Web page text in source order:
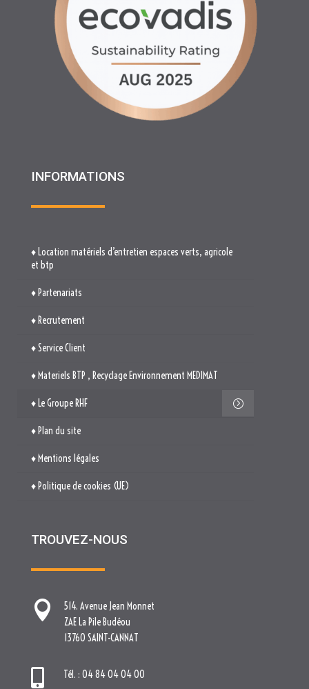
INFORMATIONS
♦ Location matériels d’entretien espaces verts, agricole
et btp
♦ Partenariats
♦ Recrutement
♦ Service Client
♦ Materiels BTP , Recyclage Environnement MEDIMAT
♦ Le Groupe RHF
♦ Plan du site
♦ Mentions légales
♦ Politique de cookies (UE)
TROUVEZ-NOUS

514. Avenue Jean Monnet
ZAE La Pile Budéou
13760 SAINT-CANNAT
 Tél. : 04 84 04 04 00